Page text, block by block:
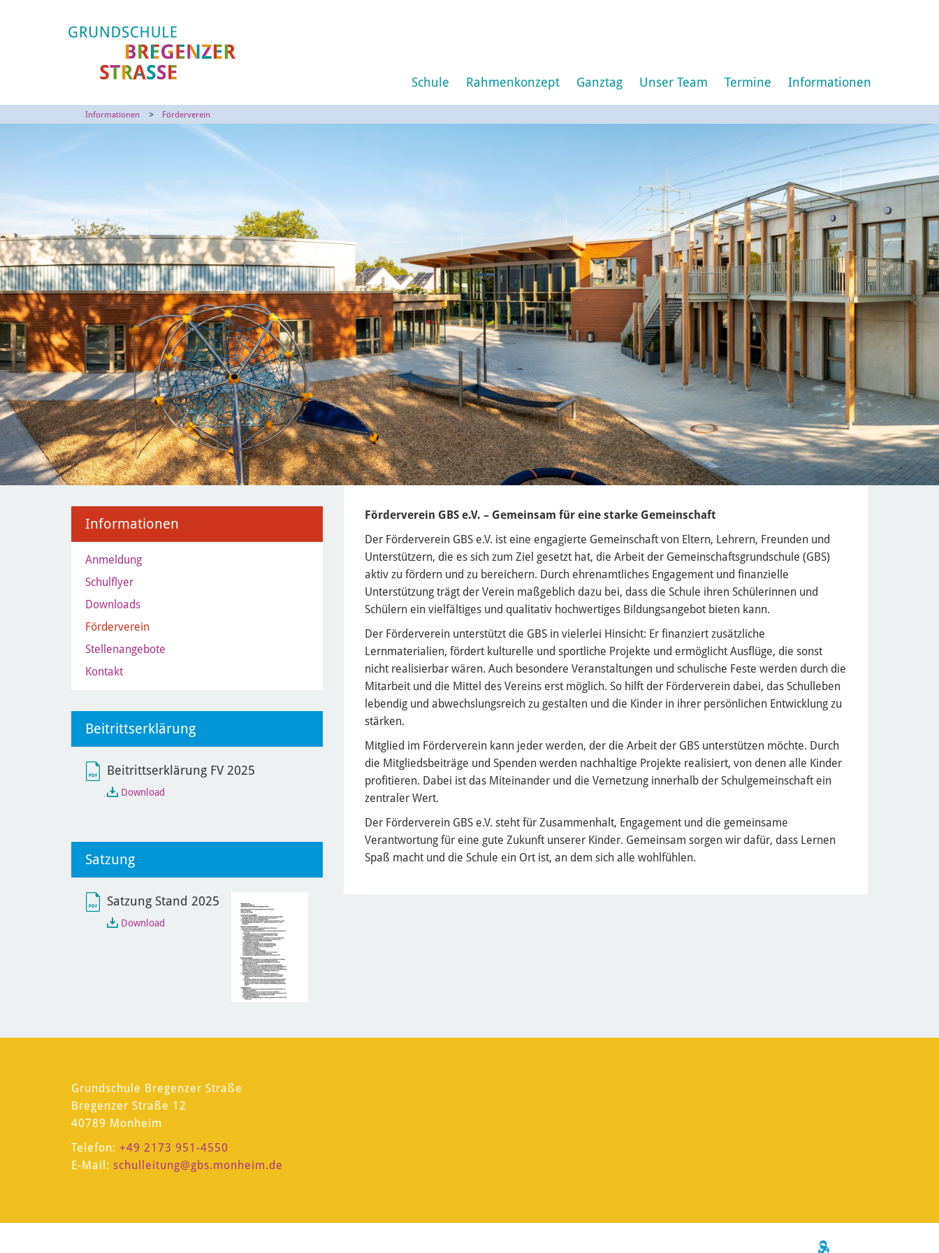
Schule Rahmenkonzept Ganztag Unser Team Termine Informationen
Informationen Förderverein
Förderverein GBS e.V. – Gemeinsam für eine starke Gemeinschaft
Der Förderverein GBS e.V. ist eine engagierte Gemeinschaft von Eltern, Lehrern, Freunden und
Unterstützern, die es sich zum Ziel gesetzt hat, die Arbeit der Gemeinschaftsgrundschule (GBS)
aktiv zu fördern und zu bereichern. Durch ehrenamtliches Engagement und finanzielle
Unterstützung trägt der Verein maßgeblich dazu bei, dass die Schule ihren Schülerinnen und
Schülern ein vielfältiges und qualitativ hochwertiges Bildungsangebot bieten kann.
Der Förderverein unterstützt die GBS in vielerlei Hinsicht: Er finanziert zusätzliche
Lernmaterialien, fördert kulturelle und sportliche Projekte und ermöglicht Ausflüge, die sonst
nicht realisierbar wären. Auch besondere Veranstaltungen und schulische Feste werden durch die
Mitarbeit und die Mittel des Vereins erst möglich. So hilft der Förderverein dabei, das Schulleben
lebendig und abwechslungsreich zu gestalten und die Kinder in ihrer persönlichen Entwicklung zu
stärken.
Mitglied im Förderverein kann jeder werden, der die Arbeit der GBS unterstützen möchte. Durch
die Mitgliedsbeiträge und Spenden werden nachhaltige Projekte realisiert, von denen alle Kinder
profitieren. Dabei ist das Miteinander und die Vernetzung innerhalb der Schulgemeinschaft ein
zentraler Wert.
Der Förderverein GBS e.V. steht für Zusammenhalt, Engagement und die gemeinsame
Verantwortung für eine gute Zukunft unserer Kinder. Gemeinsam sorgen wir dafür, dass Lernen
Spaß macht und die Schule ein Ort ist, an dem sich alle wohlfühlen.
Informationen
Anmeldung
Schulflyer
Downloads
Förderverein
Stellenangebote
Kontakt
Beitrittserklärung
Beitrittserklärung FV 2025
Download
Satzung
Satzung Stand 2025
Download
Grundschule Bregenzer Straße
Bregenzer Straße 12
40789 Monheim
Telefon: +49 2173 951-4550
E-Mail: schulleitung@gbs.monheim.de